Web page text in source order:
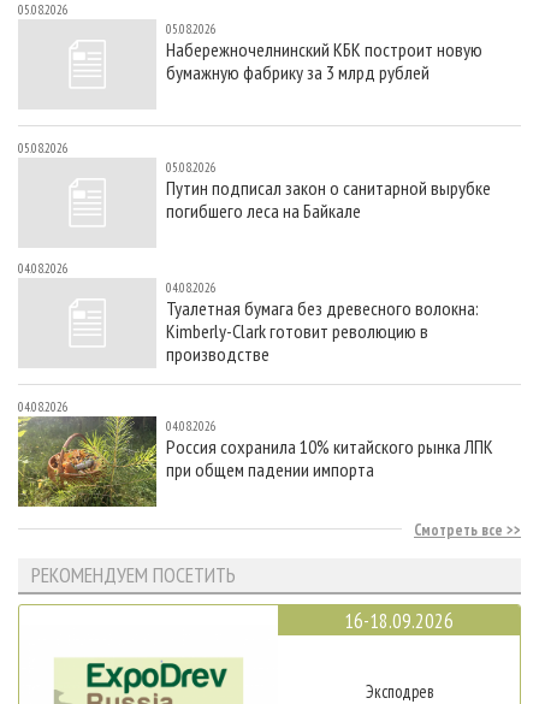
05.08.2026
05.08.2026
Набережночелнинский КБК построит новую
бумажную фабрику за 3 млрд рублей
05.08.2026
05.08.2026
Путин подписал закон о санитарной вырубке
погибшего леса на Байкале
04.08.2026
04.08.2026
Туалетная бумага без древесного волокна:
Kimberly-Clark готовит революцию в
производстве
04.08.2026
04.08.2026
Россия сохранила 10% китайского рынка ЛПК
при общем падении импорта
Смотреть все
РЕКОМЕНДУЕМ ПОСЕТИТЬ
16-18.09.2026
Эксподрев